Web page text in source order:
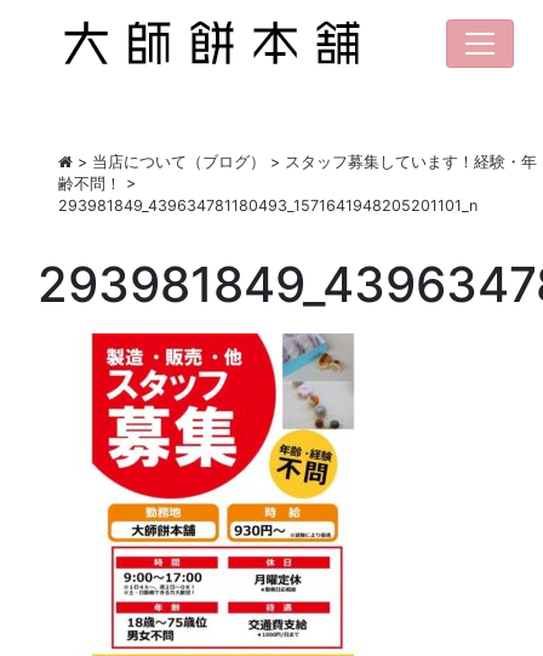
> 当店について（ブログ） > スタッフ募集しています！経験・年
齢不問！
>
293981849_439634781180493_1571641948205201101_n